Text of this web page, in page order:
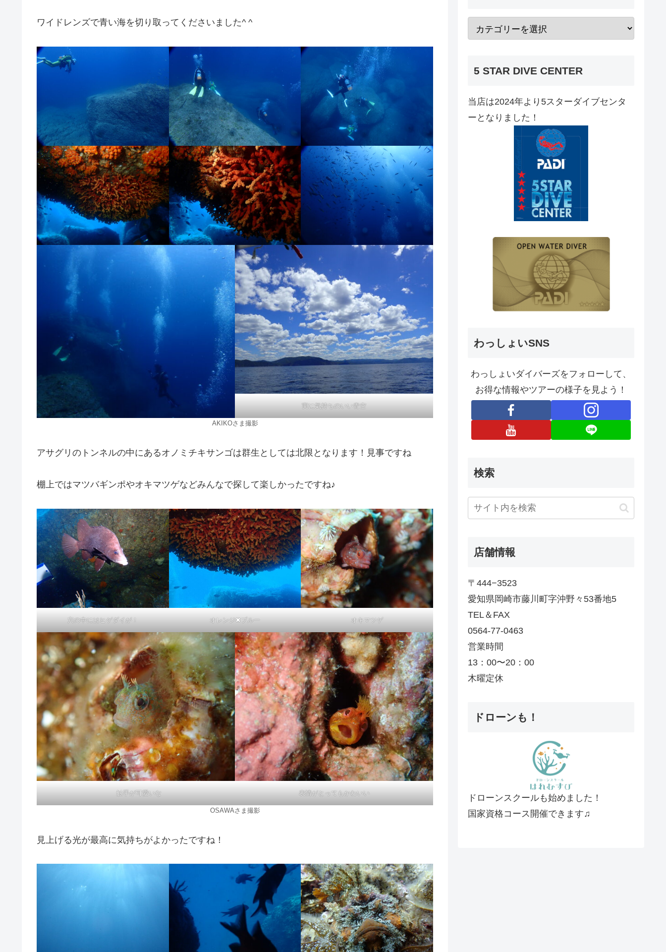
ワイドレンズで青い海を切り取ってくださいました^ ^
実に気持ちのいい青空
AKIKOさま撮影
アサグリのトンネルの中にあるオノミチキサンゴは群生としては北限となります！見事ですね
棚上ではマツバギンポやオキマツゲなどみんなで探して楽しかったですね♪
穴の中にはヒゲダイが！ オレンジ✖︎ブルー オキマツゲ
触手が可愛いな 表情がとってもかわいい
OSAWAさま撮影
見上げる光が最高に気持ちがよかったですね！
5 STAR DIVE CENTER
当店は2024年より5スターダイブセンタ
ーとなりました！
わっしょいSNS
わっしょいダイバーズをフォローして、
お得な情報やツアーの様子を見よう！
検索
店舗情報
〒444−3523
愛知県岡崎市藤川町字沖野々53番地5
TEL＆FAX
0564-77-0463
営業時間
13：00〜20：00
木曜定休
ドローンも！
ドローンスクールも始めました！
国家資格コース開催できます♫